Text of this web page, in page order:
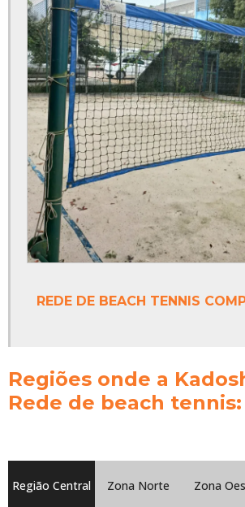
Poste para rede de voleibol
Poste para vôlei
Poste para vôlei de quadra
Poste para voleibol
Preço da tinta epóxi
Preço de trave de futebol de campo
Preço tabela de basquete oficial em acrílico
Preço tinta epóxi para quadras esportivas
Rede de beach tennis
Rede de beach tennis oficial
Rede de beach tennis profissional
REDE DE BEACH TENNIS
Regiões onde a
Rede de beach tennis:
Região Central Zona Norte Zona